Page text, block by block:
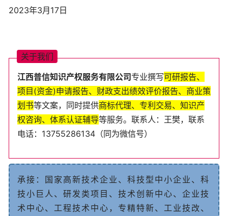
2023年3月17日
关于我们
江西普信知识产权服务有限公司专业撰写可研报告、
项目(资金)申请报告、 财政支出绩效评价报告、 商业策
划书等文案， 同时提供商标代理、 专利交易、 知识产
权咨询、 体系认证辅导等服务。 联系人 ：王樊， 联系
电话： 13755286134 （同为微信号）
承接 ： 国 家 高新技 术企业 、 科技 型 中小企业 、 科
技小 巨 人、 研发 类项 目 、 技 术创 新中 心、企业技
术中心、工程技术中心 ， 专精特新、 工业技 改、